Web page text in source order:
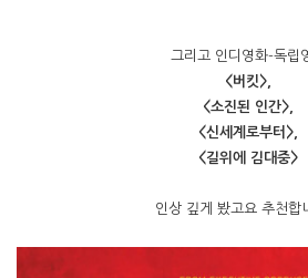
그리고 인디영화-독립
<버킷>,
<소진된 인간>,
<신세계로부터>,
<길위에 김대중>
인상 깊게 봤고요 추천합